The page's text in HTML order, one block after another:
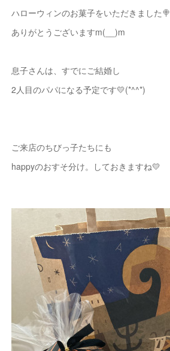
ハローウィンのお菓子をいただきました🍭
ありがとうございますm(__)m
息子さんは、すでにご結婚し
2人目のパパになる予定です💛(*^^*)
ご来店のちびっ子たちにも
happyのおすそ分け。しておきますね💛